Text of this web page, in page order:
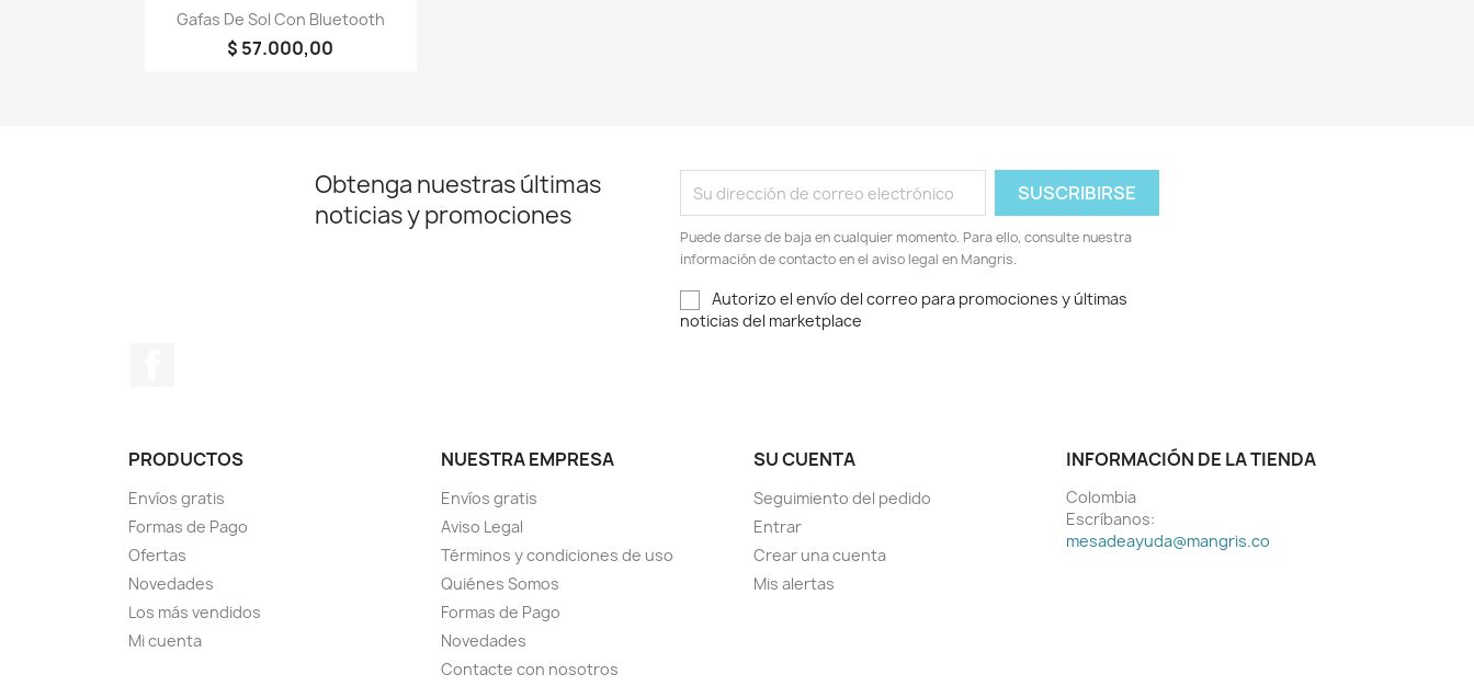
Vista rápida
Gafas De Sol Con Bluetooth
$ 57.000,00
Obtenga nuestras últimas
noticias y promociones
Puede darse de baja en cualquier momento. Para ello, consulte nuestra
información de contacto en el aviso legal en Mangris.
Autorizo el envío del correo para promociones y últimas
noticias del marketplace
PRODUCTOS
Envíos gratis
Formas de Pago
Ofertas
Novedades
Los más vendidos
Mi cuenta
NUESTRA EMPRESA
Envíos gratis
Aviso Legal
Términos y condiciones de uso
Quiénes Somos
Formas de Pago
Novedades
Contacte con nosotros
SU CUENTA
Seguimiento del pedido
Entrar
Crear una cuenta
Mis alertas
INFORMACIÓN DE LA TIENDA
Colombia
Escríbanos:
mesadeayuda@mangris.co